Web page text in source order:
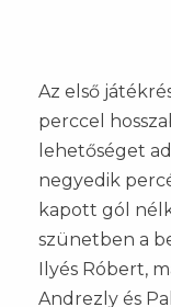
Az első
perccel
lehetőséget
negyedik
kapott gól
szünetben a
Ilyés Róbert,
Andrezly és